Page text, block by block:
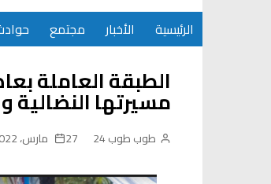
الرئيسية الأخبار مجتمع
الطبقة العاملة
مسيرتها النضالية
طوب طوب 24 27 مارس، 2022